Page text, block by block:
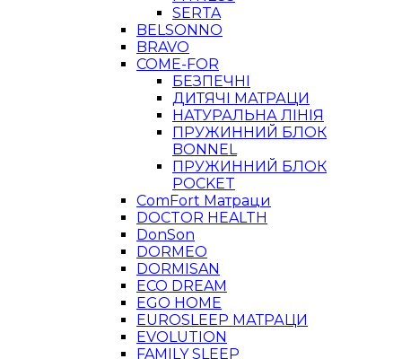
SERTA
BELSONNO
BRAVO
COME-FOR
БЕЗПЕЧНІ
ДИТЯЧІ МАТРАЦИ
НАТУРАЛЬНА ЛІНІЯ
ПРУЖИННИЙ БЛОК
BONNEL
ПРУЖИННИЙ БЛОК
POCKET
ComFort Матраци
DOCTOR HEALTH
DonSon
DORMEO
DORMISAN
ECO DREAM
EGO HOME
EUROSLEEP МАТРАЦИ
EVOLUTION
FAMILY SLEEP